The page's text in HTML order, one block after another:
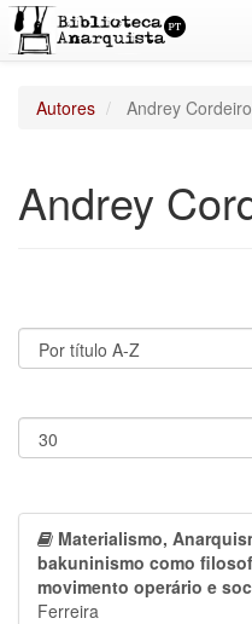
Autores Andrey
Andrey
Materialismo,
bakuninismo como
movimento operário e
Ferreira